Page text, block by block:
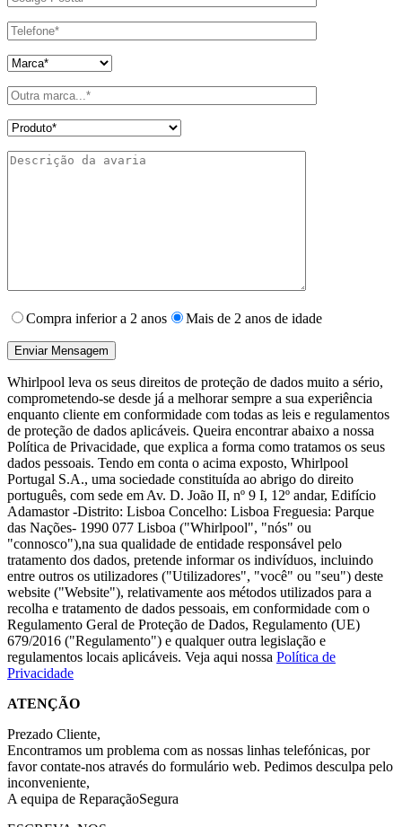
Compra inferior a 2 anos Mais de 2 anos de idade
Whirlpool leva os seus direitos de proteção de dados muito a sério,
comprometendo-se desde já a melhorar sempre a sua experiência
enquanto cliente em conformidade com todas as leis e regulamentos
de proteção de dados aplicáveis. Queira encontrar abaixo a nossa
Política de Privacidade, que explica a forma como tratamos os seus
dados pessoais. Tendo em conta o acima exposto, Whirlpool
Portugal S.A., uma sociedade constituída ao abrigo do direito
português, com sede em Av. D. João II, nº 9 I, 12º andar, Edifício
Adamastor -Distrito: Lisboa Concelho: Lisboa Freguesia: Parque
das Nações- 1990 077 Lisboa ("Whirlpool", "nós" ou
"connosco"),na sua qualidade de entidade responsável pelo
tratamento dos dados, pretende informar os indivíduos, incluindo
entre outros os utilizadores ("Utilizadores", "você" ou "seu") deste
website ("Website"), relativamente aos métodos utilizados para a
recolha e tratamento de dados pessoais, em conformidade com o
Regulamento Geral de Proteção de Dados, Regulamento (UE)
679/2016 ("Regulamento") e qualquer outra legislação e
regulamentos locais aplicáveis. Veja aqui nossa Política de
Privacidade
ATENÇÃO
Prezado Cliente,
Encontramos um problema com as nossas linhas telefónicas, por
favor contate-nos através do formulário web. Pedimos desculpa pelo
inconveniente,
A equipa de ReparaçãoSegura